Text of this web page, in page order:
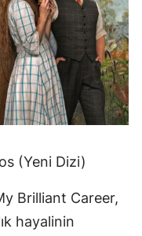
(Yeni Dizi)
Brilliant Career,
hayalinin